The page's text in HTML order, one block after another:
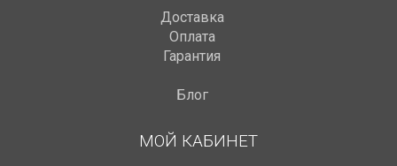
Доставка
Оплата
Гарантия
Блог
МОЙ КАБИНЕТ